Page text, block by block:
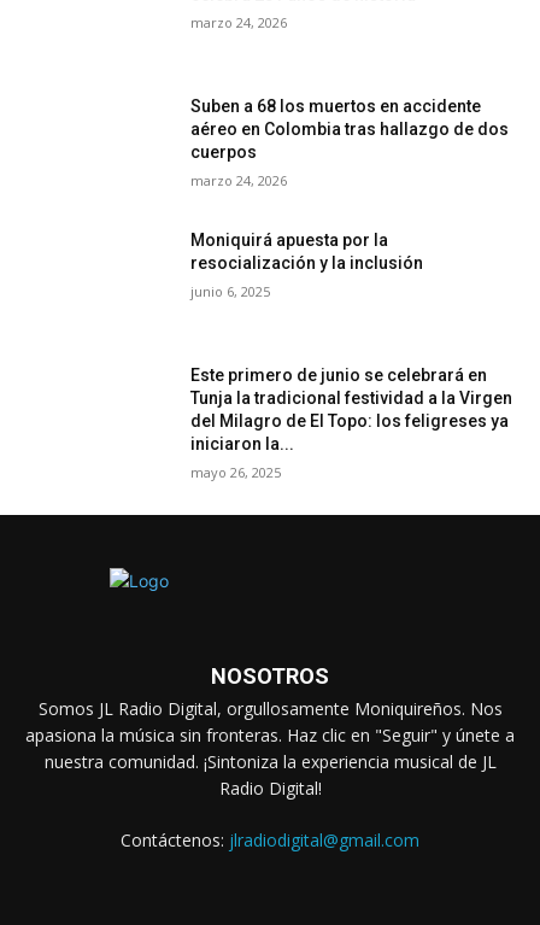
marzo 24, 2026
Suben a 68 los muertos en accidente
aéreo en Colombia tras hallazgo de dos
cuerpos
marzo 24, 2026
Moniquirá apuesta por la
resocialización y la inclusión
junio 6, 2025
Este primero de junio se celebrará en
Tunja la tradicional festividad a la Virgen
del Milagro de El Topo: los feligreses ya
iniciaron la...
mayo 26, 2025
NOSOTROS
Somos JL Radio Digital, orgullosamente Moniquireños. Nos
apasiona la música sin fronteras. Haz clic en "Seguir" y únete a
nuestra comunidad. ¡Sintoniza la experiencia musical de JL
Radio Digital!
Contáctenos: jlradiodigital@gmail.com